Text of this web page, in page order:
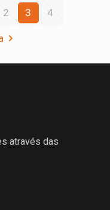
2 3 4
através das